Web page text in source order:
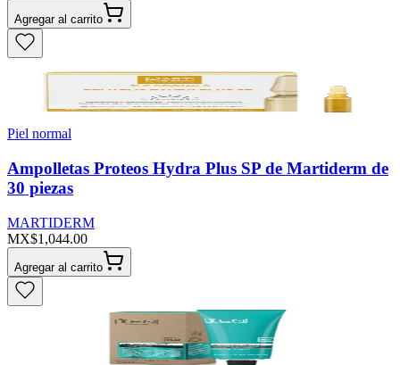
Agregar al carrito
Piel normal
Ampolletas Proteos Hydra Plus SP de Martiderm de
30 piezas
MARTIDERM
MX$1,044.00
Agregar al carrito